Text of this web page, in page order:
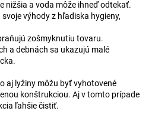
nižšia a voda môže ihneď odtekať.
výhody z hľadiska hygieny,
zošmyknutiu tovaru.
a debnách sa ukazujú malé
aj lyžiny môžu byť vyhotovené
konštrukciou. Aj v tomto prípade
ľahšie čistiť.